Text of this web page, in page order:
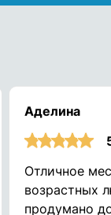
Аделина
Отличное
возрастных
продумано